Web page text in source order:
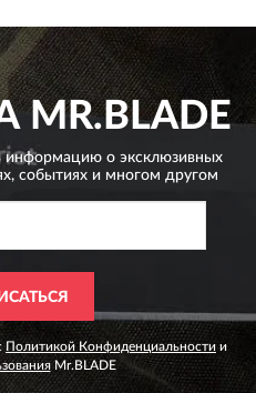
MR.BLADE
информацию о эксклюзивных
событиях и многом другом
Политикой Конфиденциальности и
Mr.BLADE